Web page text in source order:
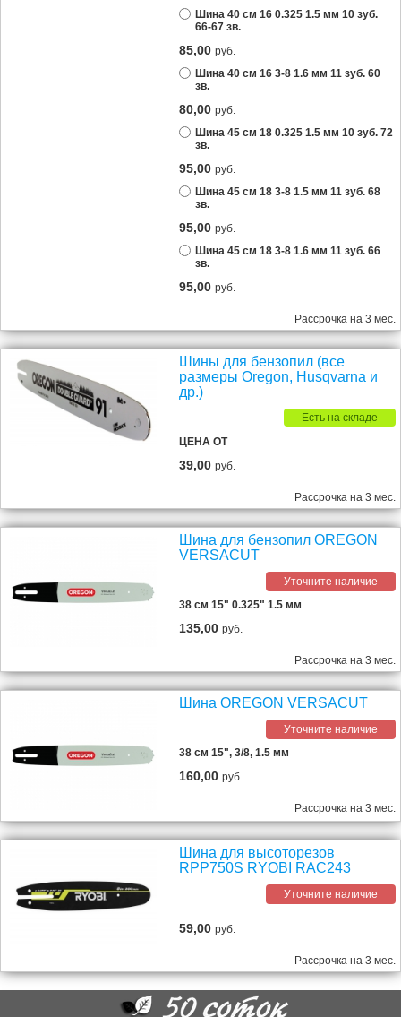
Шина 40 см 16 0.325 1.5 мм 10 зуб.
66-67 зв.
85,00руб.
Шина 40 см 16 3-8 1.6 мм 11 зуб. 60
зв.
80,00руб.
Шина 45 см 18 0.325 1.5 мм 10 зуб. 72
зв.
95,00руб.
Шина 45 см 18 3-8 1.5 мм 11 зуб. 68
зв.
95,00руб.
Шина 45 см 18 3-8 1.6 мм 11 зуб. 66
зв.
95,00руб.
Рассрочка на 3 мес.
Шины для бензопил (все
размеры Oregon, Husqvarna и
др.)
Есть на складе
ЦЕНА ОТ
39,00руб.
Рассрочка на 3 мес.
Шина для бензопил OREGON
VERSACUT
Уточните наличие
38 см 15" 0.325" 1.5 мм
135,00руб.
Рассрочка на 3 мес.
Шина OREGON VERSACUT
Уточните наличие
38 см 15", 3/8, 1.5 мм
160,00руб.
Рассрочка на 3 мес.
Шина для высоторезов
RPP750S RYOBI RAC243
Уточните наличие
59,00руб.
Рассрочка на 3 мес.